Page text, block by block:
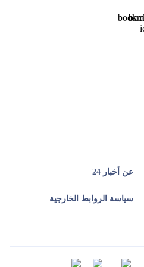
عن أخبار 24
سياسة الروابط الخارجية